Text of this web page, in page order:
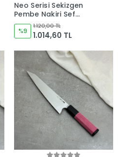
Neo Serisi Sekizgen
Pembe Nakiri Şef
Bıçağı 180mm Namlu -
Kocakaya El Yapımı
Şef Bıçakları
%9
1.120,00 TL
1.014,60 TL